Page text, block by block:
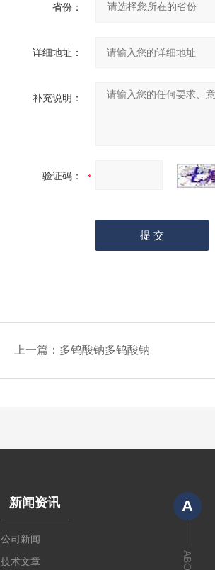
省份：
详细地址：
补充说明：
验证码：
上一篇： 多钨酸钠多钨酸钠
新闻资讯
公司新闻
技术文章
A